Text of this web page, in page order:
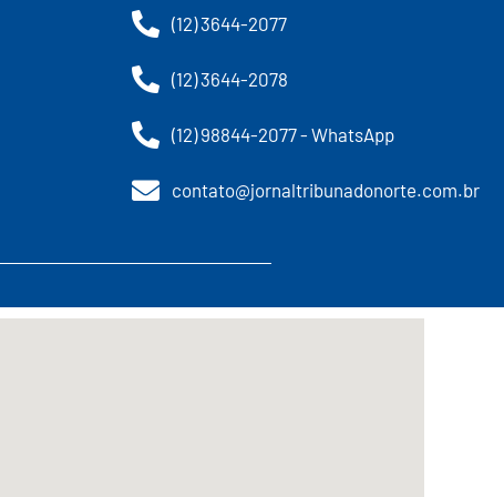
(12) 3644-2077
(12) 3644-2078
(12) 98844-2077 - WhatsApp
contato@jornaltribunadonorte.com.br